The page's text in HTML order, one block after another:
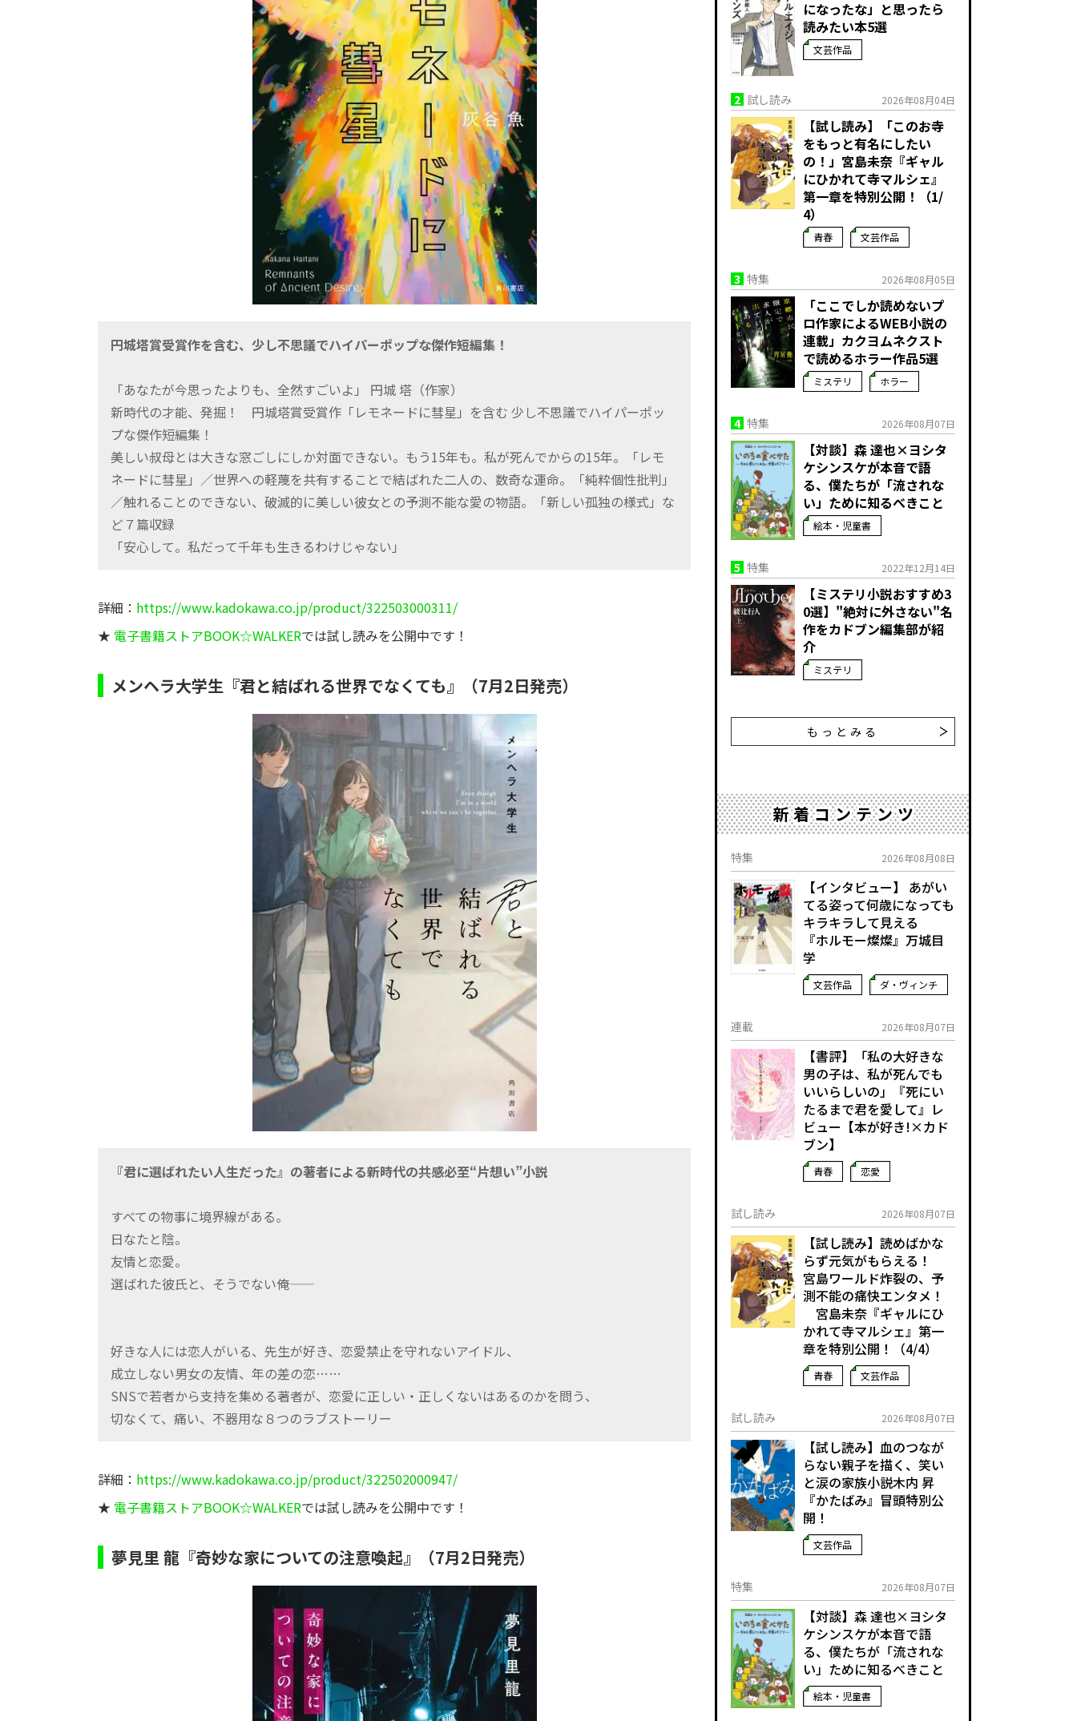
円城塔賞受賞作を含む、少し不思議でハイパーポップな傑作短編集！
「あなたが今思ったよりも、全然すごいよ」 円城 塔（作家）
新時代の才能、発掘！ 円城塔賞受賞作「レモネードに彗星」を含む 少し不思議でハイパーポッ
プな傑作短編集！
美しい叔母とは大きな窓ごしにしか対面できない。もう15年も。私が死んでからの15年。「レモ
ネードに彗星」／世界への軽蔑を共有することで結ばれた二人の、数奇な運命。「純粋個性批判」
／触れることのできない、破滅的に美しい彼女との予測不能な愛の物語。「新しい孤独の様式」な
ど７篇収録
「安心して。私だって千年も生きるわけじゃない」
詳細： https://www.kadokawa.co.jp/product/322503000311/
★ 電子書籍ストアBOOK☆WALKERでは試し読みを公開中です！
メンヘラ大学生『君と結ばれる世界でなくても』（7月2日発売）
『君に選ばれたい人生だった』の著者による新時代の共感必至“片想い”小説
すべての物事に境界線がある。
日なたと陰。
友情と恋愛。
選ばれた彼氏と、そうでない俺――
好きな人には恋人がいる、先生が好き、恋愛禁止を守れないアイドル、
成立しない男女の友情、年の差の恋……
SNSで若者から支持を集める著者が、恋愛に正しい・正しくないはあるのかを問う、
切なくて、痛い、不器用な８つのラブストーリー
詳細： https://www.kadokawa.co.jp/product/322502000947/
★ 電子書籍ストアBOOK☆WALKERでは試し読みを公開中です！
夢見里 龍『奇妙な家についての注意喚起』（7月2日発売）
になったな」と思ったら
読みたい本5選
文芸作品
2 試し読み 2026年08月04日
【試し読み】「このお寺
をもっと有名にしたい
の！」宮島未奈『ギャル
にひかれて寺マルシェ』
第一章を特別公開！（1/
4）
青春 文芸作品
3 特集 2026年08月05日
「ここでしか読めないプ
ロ作家によるWEB小説の
連載」――カクヨムネクスト
で読めるホラー作品5選
ミステリ ホラー
4 特集 2026年08月07日
【対談】森 達也×ヨシタ
ケシンスケが本音で語
る、僕たちが「流されな
い」ために知るべきこと
絵本・児童書
5 特集 2022年12月14日
【ミステリ小説おすすめ3
0選】"絶対に外さない"名
作をカドブン編集部が紹
介
ミステリ
もっとみる
新着コンテンツ
特集 2026年08月08日
【インタビュー】 あがい
てる姿って何歳になっても
キラキラして見える
『ホルモー燦燦』万城目
学
文芸作品 ダ・ヴィンチ
連載 2026年08月07日
【書評】「私の大好きな
男の子は、私が死んでも
いいらしいの」――『死にい
たるまで君を愛して』レ
ビュー【本が好き!×カド
ブン】
青春 恋愛
試し読み 2026年08月07日
【試し読み】読めばかな
らず元気がもらえる！
宮島ワールド炸裂の、予
測不能の痛快エンタメ！
宮島未奈『ギャルにひ
かれて寺マルシェ』第一
章を特別公開！（4/4）
青春 文芸作品
試し読み 2026年08月07日
【試し読み】血のつなが
らない親子を描く、笑い
と涙の家族小説――木内 昇
『かたばみ』冒頭特別公
開！
文芸作品
特集 2026年08月07日
【対談】森 達也×ヨシタ
ケシンスケが本音で語
る、僕たちが「流されな
い」ために知るべきこと
絵本・児童書